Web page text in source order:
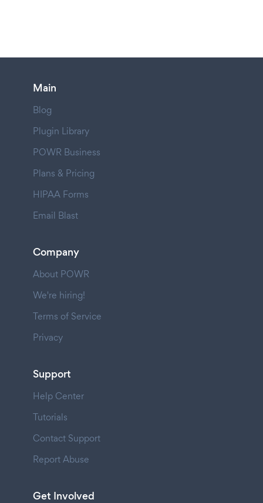
Main
Blog
Plugin Library
POWR Business
Plans & Pricing
HIPAA Forms
Email Blast
Company
About POWR
We're hiring!
Terms of Service
Privacy
Support
Help Center
Tutorials
Contact Support
Report Abuse
Get Involved